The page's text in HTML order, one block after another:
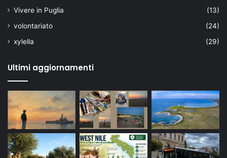
Vivere in Puglia
(13)
volontariato
(24)
xylella
(29)
Ultimi aggiornamenti